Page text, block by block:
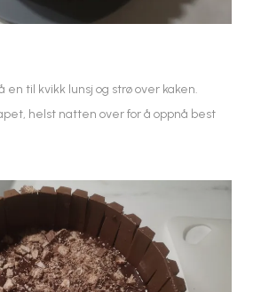
til kvikk lunsj og strø over kaken.
helst natten over for å oppnå best